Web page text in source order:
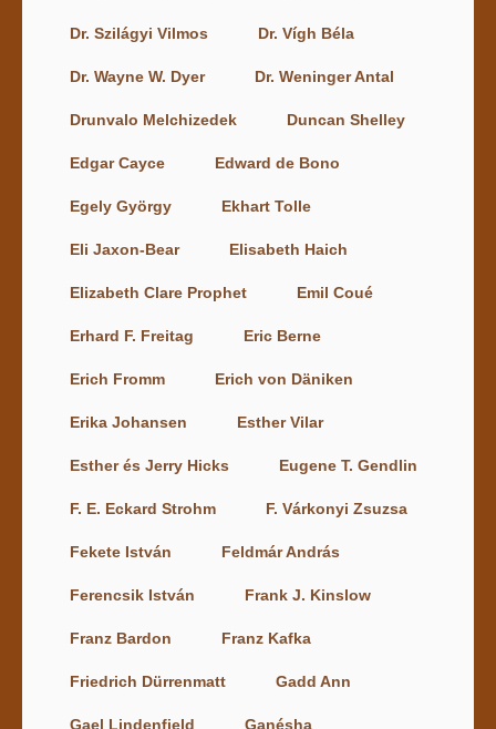
Dr. Szilágyi Vilmos Dr. Vígh Béla
Dr. Wayne W. Dyer Dr. Weninger Antal
Drunvalo Melchizedek Duncan Shelley
Edgar Cayce Edward de Bono
Egely György Ekhart Tolle
Eli Jaxon-Bear Elisabeth Haich
Elizabeth Clare Prophet Emil Coué
Erhard F. Freitag Eric Berne
Erich Fromm Erich von Däniken
Erika Johansen Esther Vilar
Esther és Jerry Hicks Eugene T. Gendlin
F. E. Eckard Strohm F. Várkonyi Zsuzsa
Fekete István Feldmár András
Ferencsik István Frank J. Kinslow
Franz Bardon Franz Kafka
Friedrich Dürrenmatt Gadd Ann
Gael Lindenfield Ganésha